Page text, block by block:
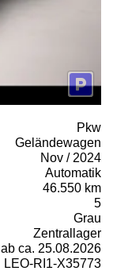
Pkw
Geländewagen
Nov / 2024
Automatik
46.550 km
5
Grau
Zentrallager
ab ca. 25.08.2026
LEO-RI1-X35773